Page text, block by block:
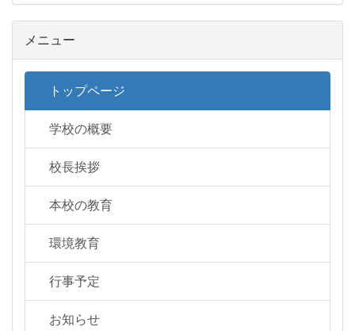
メニュー
トップページ
学校の概要
校長挨拶
本校の教育
環境教育
行事予定
お知らせ